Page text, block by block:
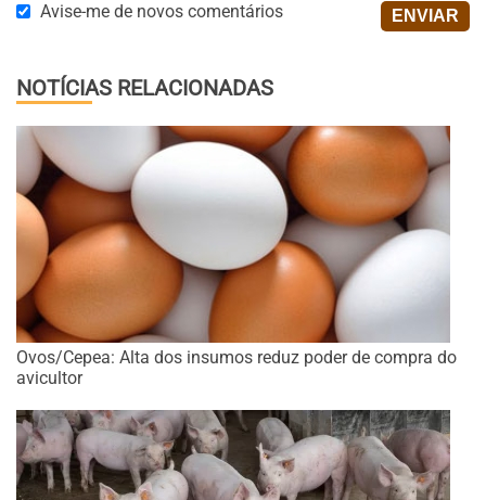
Avise-me de novos comentários
NOTÍCIAS RELACIONADAS
Ovos/Cepea: Alta dos insumos reduz poder de compra do
avicultor